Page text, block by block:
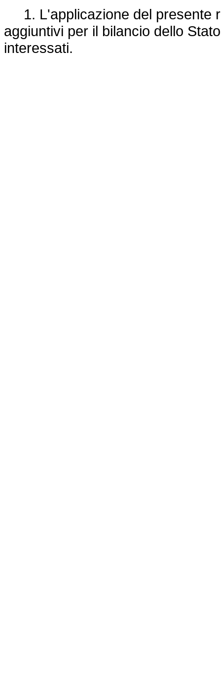
1. L'applicazione del presente
aggiuntivi per il bilancio dello
interessati.